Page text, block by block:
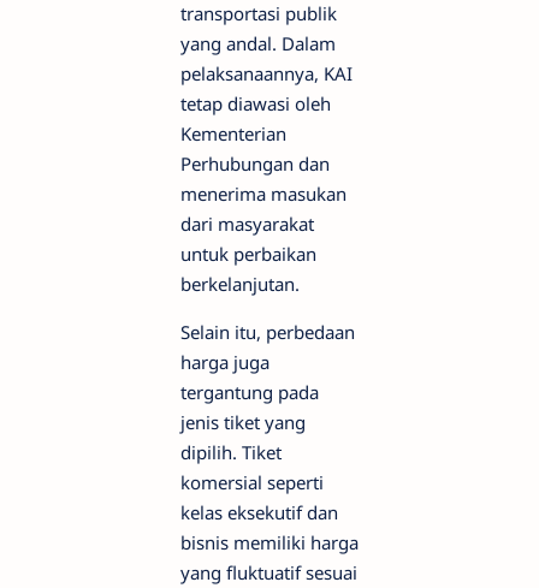
transportasi publik
yang andal. Dalam
pelaksanaannya, KAI
tetap diawasi oleh
Kementerian
Perhubungan dan
menerima masukan
dari masyarakat
untuk perbaikan
berkelanjutan.
Selain itu, perbedaan
harga juga
tergantung pada
jenis tiket yang
dipilih. Tiket
komersial seperti
kelas eksekutif dan
bisnis memiliki harga
yang fluktuatif sesuai